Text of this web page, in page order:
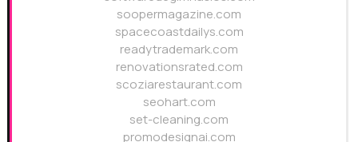
soopermagazine.com
spacecoastdailys.com
readytrademark.com
renovationsrated.com
scoziarestaurant.com
seohart.com
set-cleaning.com
promodesignai.com